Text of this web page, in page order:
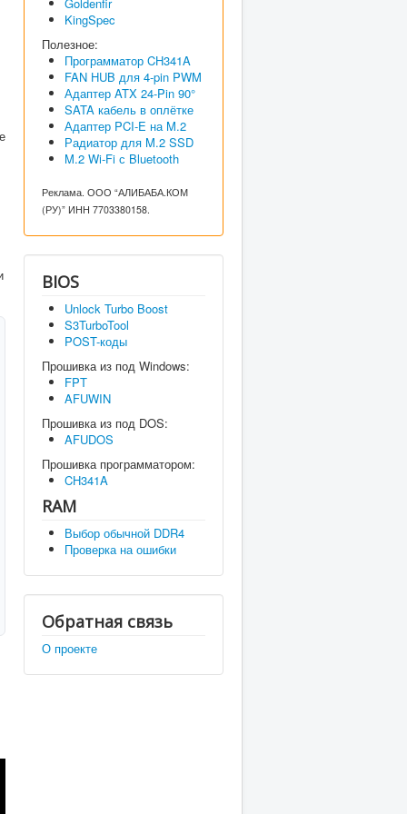
KingSpec
Полезное:
Программатор CH341A
FAN HUB для 4-pin PWM
Адаптер ATX 24-Pin 90°
SATA кабель в оплётке
Адаптер PCI-E на M.2
Радиатор для M.2 SSD
M.2 Wi-Fi с Bluetooth
Реклама. ООО “АЛИБАБА.КОМ
(РУ)” ИНН 7703380158.
BIOS
Unlock Turbo Boost
S3TurboTool
POST-коды
Прошивка из под Windows:
FPT
AFUWIN
Прошивка из под DOS:
AFUDOS
Прошивка программатором:
CH341A
RAM
Выбор обычной DDR4
Проверка на ошибки
Обратная связь
О проекте